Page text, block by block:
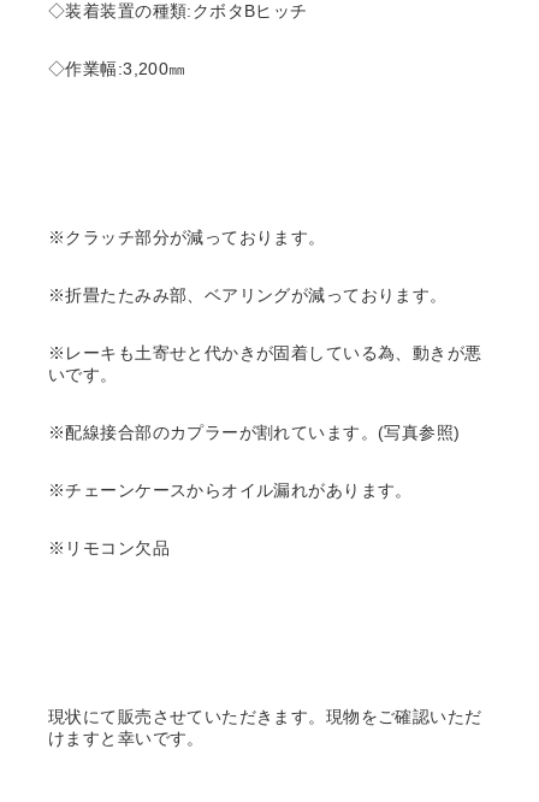
◇装着装置の種類:クボタBヒッチ
◇作業幅:3,200㎜
※クラッチ部分が減っております。
※折畳たたみみ部、ベアリングが減っております。
※レーキも土寄せと代かきが固着している為、動きが悪
いです。
※配線接合部のカプラーが割れています。(写真参照)
※チェーンケースからオイル漏れがあります。
※リモコン欠品
現状にて販売させていただきます。現物をご確認いただ
けますと幸いです。